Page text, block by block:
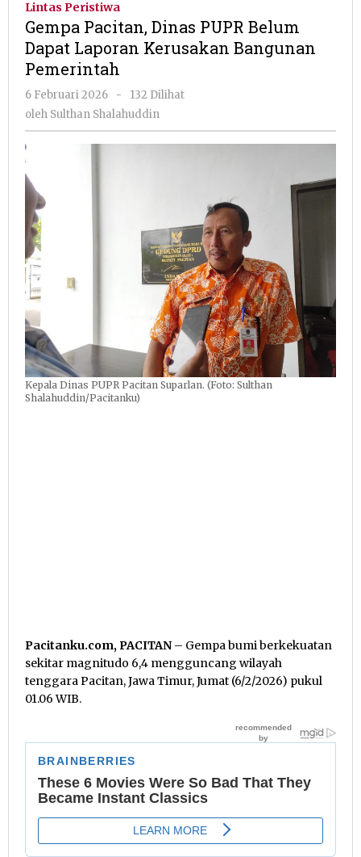
Dapat
Lintas Peristiwa
Gempa Pacitan, Dinas PUPR Belum
Dapat Laporan Kerusakan Bangunan
Pemerintah
6 Februari 2026
oleh
Sulthan
-
132 Dilihat
oleh Sulthan Shalahuddin
Kepala Dinas PUPR Pacitan Suparlan. (Foto: Sulthan
Shalahuddin/Pacitanku)
Pacitanku.com, PACITAN – Gempa bumi berkekuatan
sekitar magnitudo 6,4 mengguncang wilayah
tenggara Pacitan, Jawa Timur, Jumat (6/2/2026) pukul
01.06 WIB.